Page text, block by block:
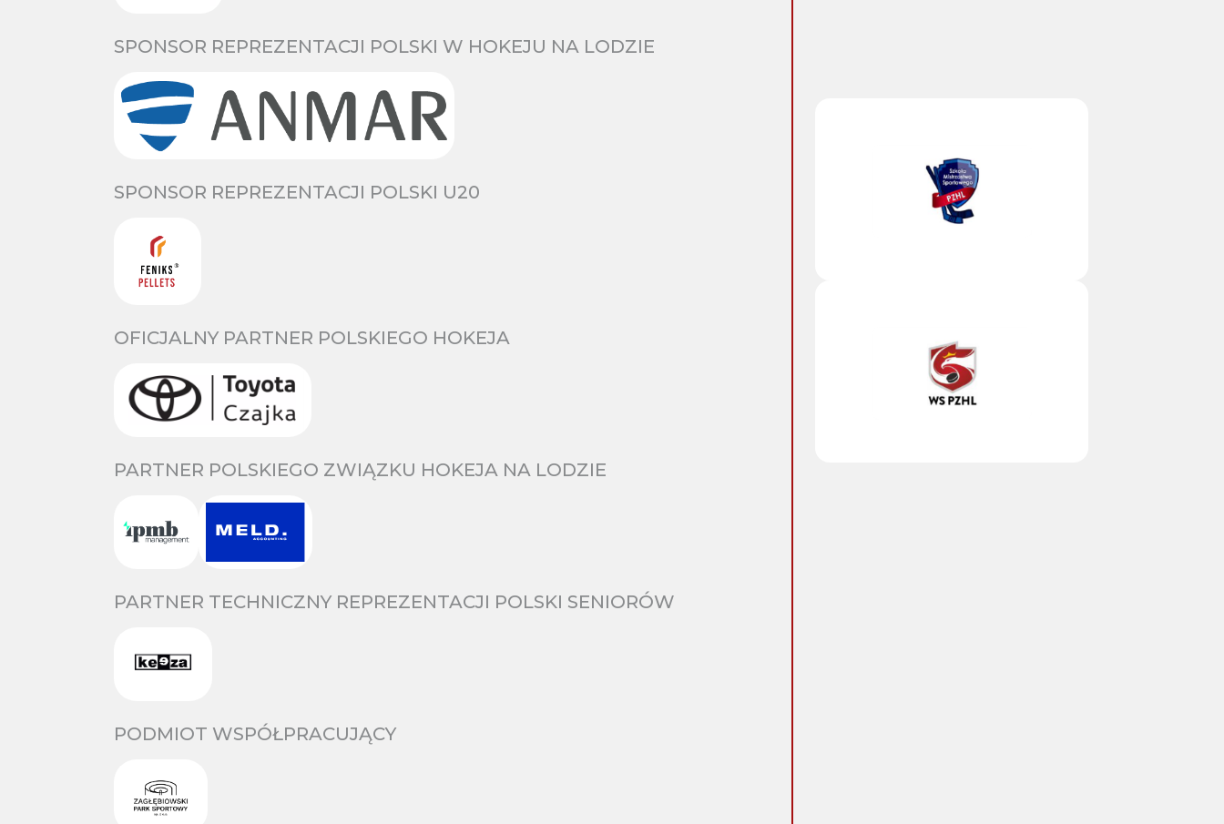
SPONSOR REPREZENTACJI POLSKI W HOKEJU NA LODZIE
SPONSOR REPREZENTACJI POLSKI U20
OFICJALNY PARTNER POLSKIEGO HOKEJA
PARTNER POLSKIEGO ZWIĄZKU HOKEJA NA LODZIE
PARTNER TECHNICZNY REPREZENTACJI POLSKI SENIORÓW
PODMIOT WSPÓŁPRACUJĄCY